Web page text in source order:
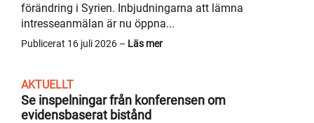
förändring i Syrien. Inbjudningarna att lämna
intresseanmälan är nu öppna...
Publicerat 16 juli 2026 – Läs mer
AKTUELLT
Se inspelningar från konferensen om
evidensbaserat bistånd